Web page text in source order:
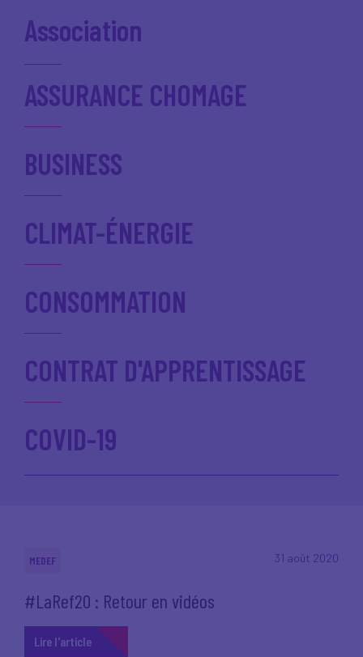
Association
ASSURANCE CHOMAGE
BUSINESS
CLIMAT-ÉNERGIE
CONSOMMATION
CONTRAT D'APPRENTISSAGE
COVID-19
31 août 2020
MEDEF
#LaRef20 : Retour en vidéos
Lire l'article